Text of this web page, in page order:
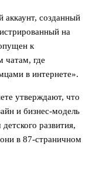
созданный
на
к
чатам, где
в интернете».
утверждают, что
и бизнес-модель
развития,
в 87-страничном